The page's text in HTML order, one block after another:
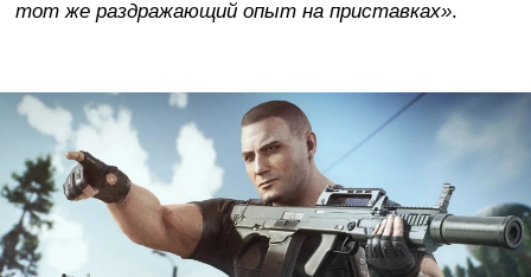
тот же раздражающий опыт на приставках».